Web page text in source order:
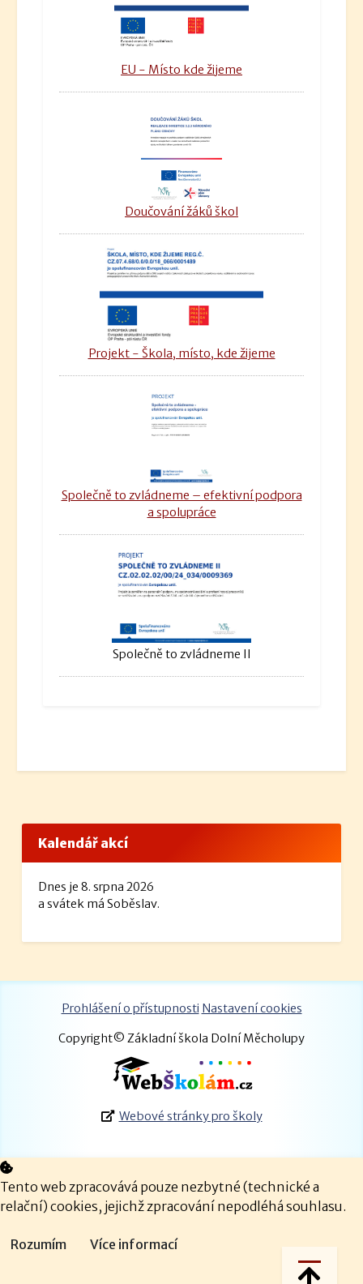
EU - Místo kde žijeme
Doučování žáků škol
Projekt - Škola, místo, kde žijeme
Společně to zvládneme – efektivní podpora
a spolupráce
Společně to zvládneme II
Kalendář akcí
Dnes je 8. srpna 2026
a svátek má Soběslav.
Prohlášení o přístupnosti Nastavení cookies
Copyright© Základní škola Dolní Měcholupy
Webové stránky pro školy
Tento web zpracovává pouze nezbytné (technické a
relační) cookies, jejichž zpracování nepodléhá souhlasu.
Rozumím Více informací